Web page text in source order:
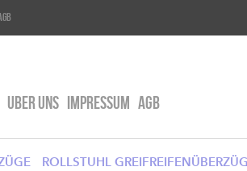
UBER UNS IMPRESSUM AGB
ROLLSTUHL